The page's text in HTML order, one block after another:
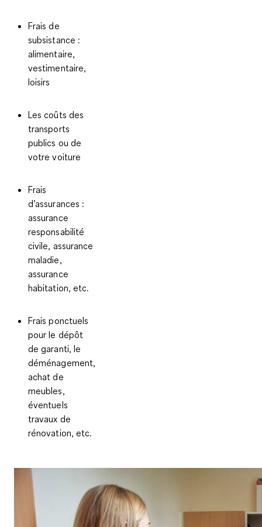
Frais de
subsistance :
alimentaire,
vestimentaire,
loisirs
Les coûts des
transports
publics ou de
votre voiture
Frais
d’assurances :
assurance
responsabilité
civile, assurance
maladie,
assurance
habitation, etc.
Frais ponctuels
pour le dépôt
de garanti, le
déménagement,
achat de
meubles,
éventuels
travaux de
rénovation, etc.